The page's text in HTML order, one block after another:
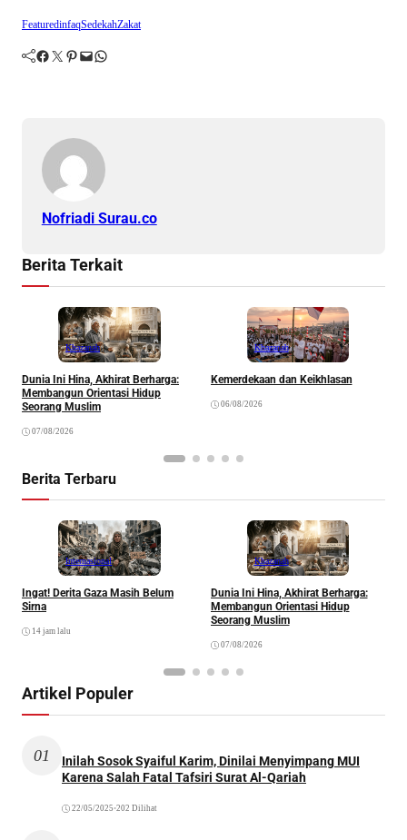
FeaturedinfaqSedekahZakat
Facebook Twitter Pinterest Mail WhatsApp
Nofriadi Surau.co
Berita Terkait
Khazanah
Dunia Ini Hina, Akhirat Berharga:
Membangun Orientasi Hidup
Seorang Muslim
07/08/2026
Khazanah
Kemerdekaan dan Keikhlasan
06/08/2026
Berita Terbaru
Internasional
Ingat! Derita Gaza Masih Belum
Sirna
14 jam lalu
Khazanah
Dunia Ini Hina, Akhirat Berharga:
Membangun Orientasi Hidup
Seorang Muslim
07/08/2026
Artikel Populer
01
Inilah Sosok Syaiful Karim, Dinilai Menyimpang MUI
Karena Salah Fatal Tafsiri Surat Al-Qariah
22/05/2025 •202 Dilihat